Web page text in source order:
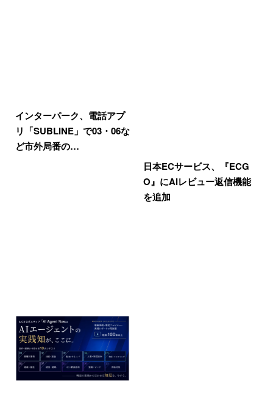
インターパーク、電話アプ
リ「SUBLINE」で03・06な
ど市外局番の…
日本ECサービス、『ECG
O』にAIレビュー返信機能
を追加